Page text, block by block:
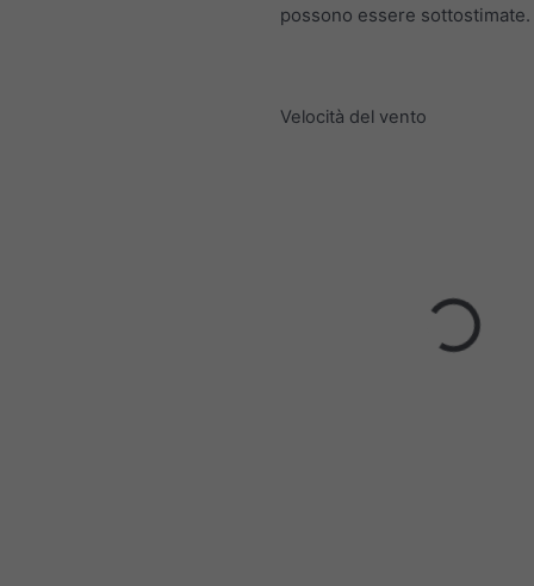
possono essere sottostimate.
Velocità del vento